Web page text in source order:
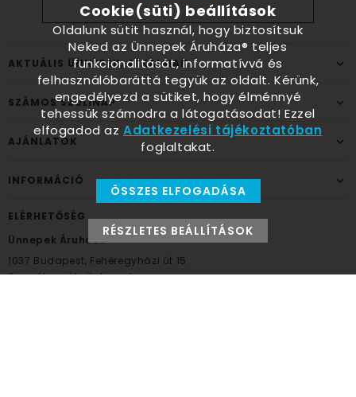
AKTUÁLIS ÜNNEPEK, ALKALMAK
SZÁMOS SZÜLINAP
AJÁNLATOK
INFORMÁCIÓ
ELÉRHETŐSÉG
Ünnepek Áruháza
1037 Budapest, Fehéregyházi út 15.
Személyes átvételi pont
Cookie(süti) beállítások
Oldalunk sütit használ, hogy biztosítsuk
Neked az Ünnepek Áruháza® teljes
funkcionalitását, informatívvá és
felhasználóbaráttá tegyük az oldalt. Kérünk,
engedélyezd a sütiket, hogy élménnyé
tehessük számodra a látogatásodat! Ezzel
elfogadod azAdatkezelési tájékoztatóban
foglaltakat.
ÖSSZES ELFOGADÁSA
RÉSZLETES BEÁLLÍTÁSOK